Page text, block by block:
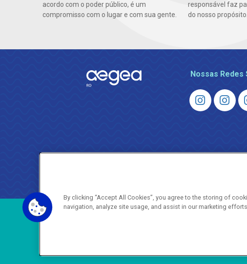
acordo com o poder público, é um
compromisso com o lugar e com sua gente.
responsável faz
do nosso propósito.
Nossas Redes
By clicking “Accept All Cookies”, you agree to the storing of
navigation, analyze site usage, and assist in our marketing efforts.